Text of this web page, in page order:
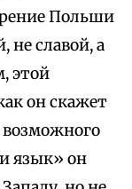
Польши
не славой, а
этой
он скажет
возможного
язык» он